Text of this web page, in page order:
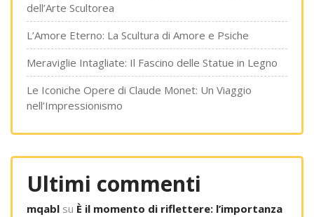
dell’Arte Scultorea
L’Amore Eterno: La Scultura di Amore e Psiche
Meraviglie Intagliate: Il Fascino delle Statue in Legno
Le Iconiche Opere di Claude Monet: Un Viaggio
nell’Impressionismo
Ultimi commenti
mqabl su È il momento di riflettere: l’importanza